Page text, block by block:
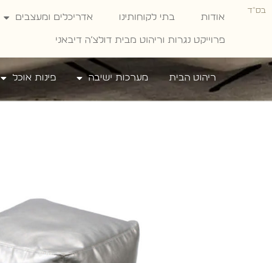
בס"ד
אודות בתי לקוחותינו אדריכלים ומעצבים
פרוייקט נגרות וריהוט מבית דולצ׳ה דיבאני
ריהוט הבית מערכות ישיבה פינות אוכל
כסוף יהיה בחירה טרנדית לסלון שלכם. הוא נינוח, עיצובו
מרובע וישתלב בצורה מושלמת בכל סוג וסגנון של חלל.
השאירו פרטים